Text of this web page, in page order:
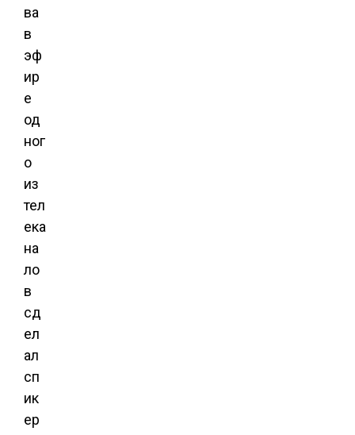
ва
в
эф
ир
е
од
ног
о
из
тел
ека
на
ло
в
сд
ел
ал
сп
ик
ер